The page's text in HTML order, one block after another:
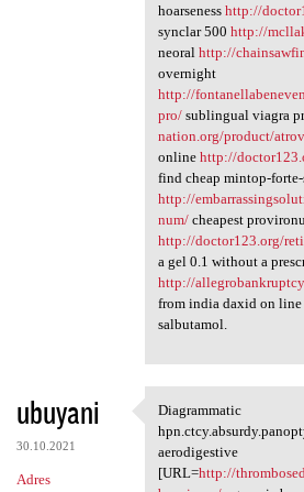
hoarseness http://
synclar 500 http://
neoral http://
overnight
http://
pro/sublingual viagra
nation.org/product/
online http://
find cheap mintop-
http://
num/cheapest
http://doctor123.org/
a gel 0.1 without a
http://
from india daxid on line
salbutamol.
ubuyani
30.10.2021
Adres
Diagrammatic
Diagrammatic
aerodigestive
[URL=http://